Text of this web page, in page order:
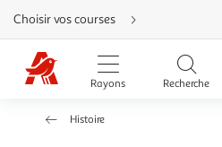
Aller
directement
au
contenu
Aller
directement
Aller
Choisir vos courses
Rayons Recherche
Histoire